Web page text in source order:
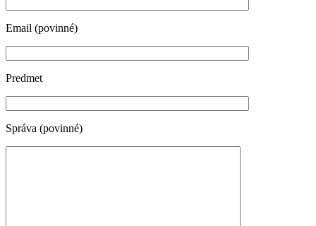
Email (povinné)
Predmet
Správa (povinné)